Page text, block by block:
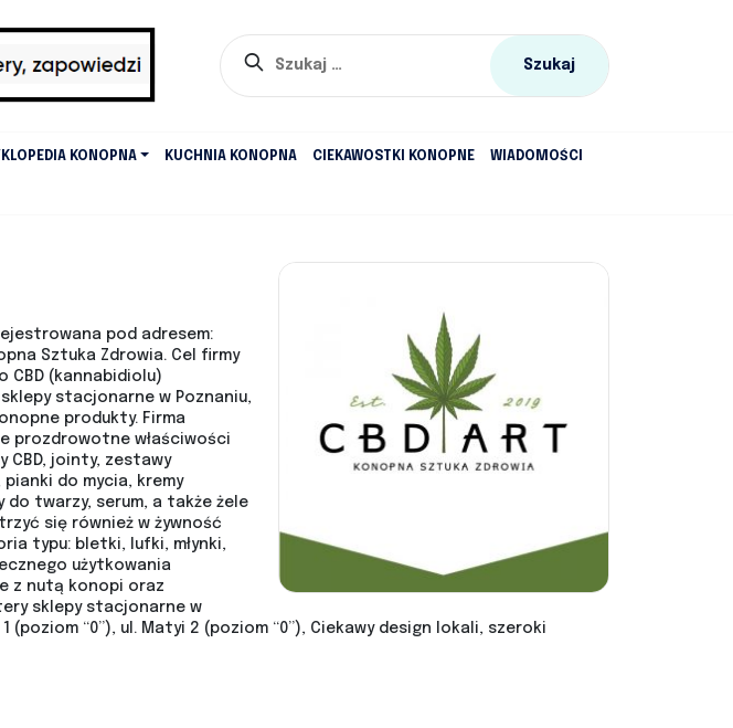
KONOPNA KUCHNIA KONOPNA CIEKAWOSTKI KONOPNE WIADOMOŚCI
pod adresem:
Sztuka Zdrowia. Cel firmy
CBD (kannabidiolu)
stacjonarne w Poznaniu,
produkty. Firma
prozdrowotne właściwości
CBD, jointy, zestawy
do mycia, kremy
do twarzy, serum, a także żele
się również w żywność
typu: bletki, lufki, młynki,
użytkowania
z nutą konopi oraz
sklepy stacjonarne w
(poziom “0”), ul. Matyi 2 (poziom “0”), Ciekawy design lokali, szeroki